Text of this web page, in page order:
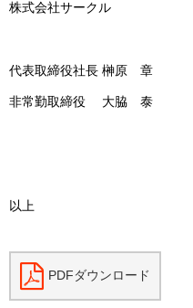
株式会社サークル
代表取締役社長 榊原 章
非常勤取締役 大脇 泰
以上
PDFダウンロード